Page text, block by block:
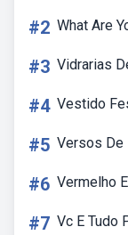
#2 What Are
#3 Vidrarias
#4 Vestido
#5 Versos De
#6 Vermelho
#7 Vc E Tudo